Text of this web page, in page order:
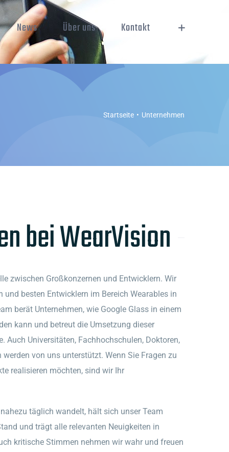
News Über uns Kontakt
Startseite Unternehmen
bei WearVision
zwischen Großkonzernen und Entwicklern. Wir
und besten Entwicklern im Bereich Wearables in
berät Unternehmen, wie Google Glass in einem
kann und betreut die Umsetzung dieser
Auch Universitäten, Fachhochschulen, Doktoren,
von uns unterstützt. Wenn Sie Fragen zu
realisieren möchten, sind wir Ihr
täglich wandelt, hält sich unser Team
und trägt alle relevanten Neuigkeiten in
kritische Stimmen nehmen wir wahr und freuen